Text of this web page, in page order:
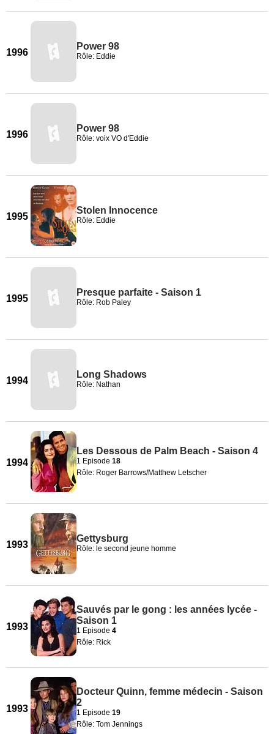
1996
Power 98
Rôle: Eddie
1996
Power 98
Rôle: voix VO d'Eddie
1995
Stolen Innocence
Rôle: Eddie
1995
Presque parfaite - Saison 1
Rôle: Rob Paley
1994
Long Shadows
Rôle: Nathan
1994
Les Dessous de Palm Beach - Saison 4
1 Episode 18
Rôle: Roger Barrows/Matthew Letscher
1993
Gettysburg
Rôle: le second jeune homme
1993
Sauvés par le gong : les années lycée -
Saison 1
1 Episode 4
Rôle: Rick
1993
Docteur Quinn, femme médecin - Saison
2
1 Episode 19
Rôle: Tom Jennings